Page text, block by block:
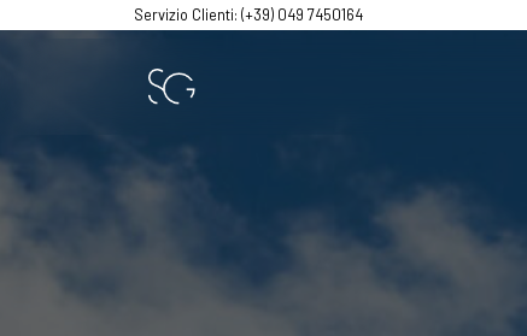
Servizio Clienti: (+39) 049 7450164